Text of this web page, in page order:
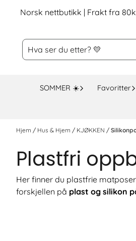
Hopp til innhold
Norsk nettbutikk | Frakt fra
SOMMER ☀️ Favoritter
Hjem / Hus & Hjem / KJØKKEN /
Plastfri
Her finner du plastfrie
forskjellen på plast og silikon